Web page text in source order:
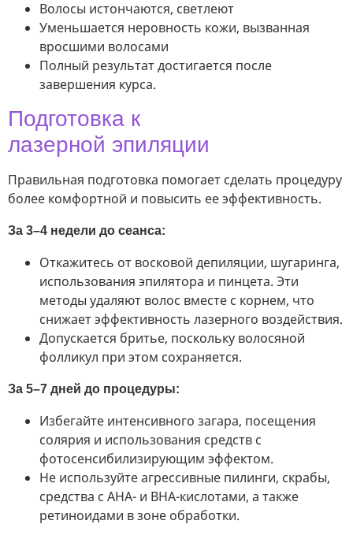
Волосы истончаются, светлеют
Уменьшается неровность кожи, вызванная
вросшими волосами
Полный результат достигается после
завершения курса.
Подготовка к
лазерной эпиляции
Правильная подготовка помогает сделать процедуру
более комфортной и повысить ее эффективность.
За 3–4 недели до сеанса:
Откажитесь от восковой депиляции, шугаринга,
использования эпилятора и пинцета. Эти
методы удаляют волос вместе с корнем, что
снижает эффективность лазерного воздействия.
Допускается бритье, поскольку волосяной
фолликул при этом сохраняется.
За 5–7 дней до процедуры:
Избегайте интенсивного загара, посещения
солярия и использования средств с
фотосенсибилизирующим эффектом.
Не используйте агрессивные пилинги, скрабы,
средства с AHA- и BHA-кислотами, а также
ретиноидами в зоне обработки.